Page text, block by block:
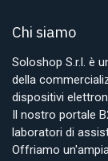
Chi siamo
Soloshop S.r.l. è
della
dispositivi
Il nostro portale
laboratori di
Offriamo